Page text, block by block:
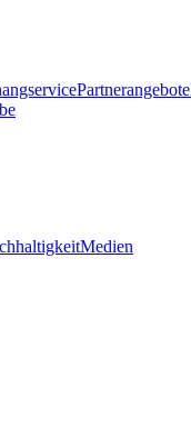
Partnerangebote
Medien